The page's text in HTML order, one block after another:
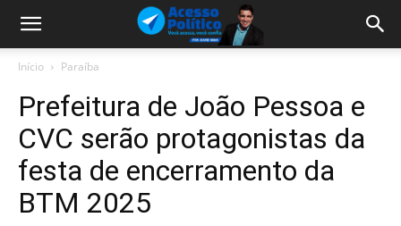
Início Paraíba
Prefeitura de João Pessoa e
CVC serão protagonistas da
festa de encerramento da
BTM 2025